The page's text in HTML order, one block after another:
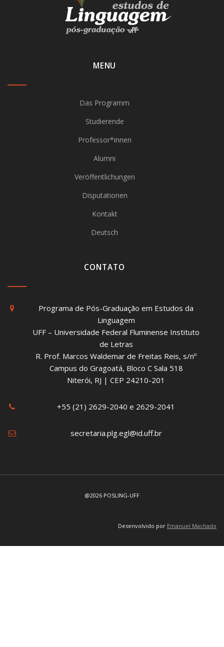
MENU
Das Programm
Studierende
Professor*innen
Alumni
Veröffentlichungen
Disputationen
Kontakt
Deutsch
CONTATO
Programa de Pós-Graduação em Estudos da
Linguagem
UFF – Universidade Federal Fluminense Instituto
de Letras
R. Prof. Marcos Waldemar de Freitas Reis, s/nº
Campus do Gragoatá, Bloco C Sala 518
Niterói, RJ | CEP 24210-201
+55 (21) 2629-2040 e 2629-2041
secretaria.plg.egl@id.uff.br
@2026 POSLING-UFF
Desenvolvido por Emanuel Machado